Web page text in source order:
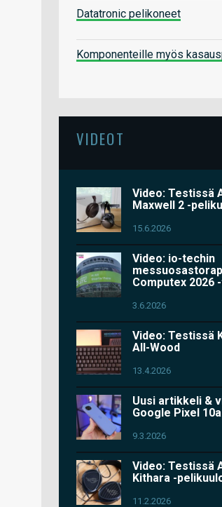
Datatronic pelikoneet
Komponenteille myös
VIDEOT
Video: Testissä
Maxwell 2 -
15.6.2026
Video: io-techin
Computex 2026
3.6.2026
Video: Testissä
All-Wood
13.4.2026
Uusi artikkeli &
Google Pixel 10a
9.3.2026
Video: Testissä
Kithara -
11.2.2026